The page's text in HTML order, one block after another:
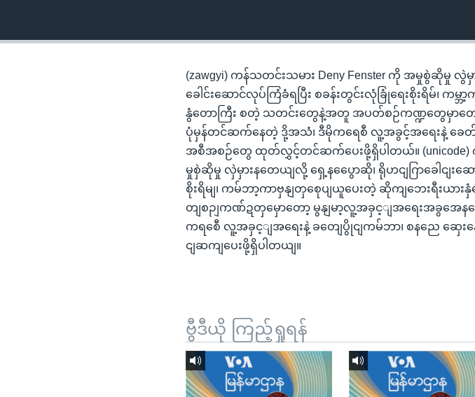
ကျော်
(zawgyi) ကန်သတင်းသမား Deny Fenster ကို အမှုစွဲဆိုမှု လွဲ
ခေါင်းဆောင်လုပ်ကြံခံရပြီး စခန်းတွင်းလုံခြုံရေးစိုးရိမ်၊ က
နွံတောကြီး စတဲ့ သတင်းတွေနဲ့အတူ အပတ်စဉ်ကဏ္ဍတွေမှာတေ
ပုံမှန်တင်ဆက်နေတဲ့ ဒို့အသံ၊ ဒီမိုကရေစီ လူ့အခွင့်အရေးနဲ့ ခေတ်ပြို
အစီအစဉ်တွေ ထုတ်လွှင့်တင်ဆက်ပေးဖို့ရှိပါတယ်။ (unicode) က
မှုစှဲဆိုမှု လှဲမှားနတေယျလို့ ရှေ့နပွေောဆို၊ ရိုဟငျဂြာခေါငျးဆ
စိုးရိမျ၊ ကမ်ဘာ့ကာဗှနျတှစေုပျယူပေးတဲ့ ဆိုကျဘေးရီးယ
တျစဉျကဏ်ဍတှမှောတော့ မွနျမာ့လူ့အခှင့ျအရေးအခွအေန
ကရစေီ လူ့အခှင့ျအရေးနဲ့ ခတျေပွိုငျကမ်ဘာ၊ စနညေ ဆှေ
ငျဆကျပေးဖို့ရှိပါတယျ။
ဗွီဒီယို ကြည့်ရှုရန်